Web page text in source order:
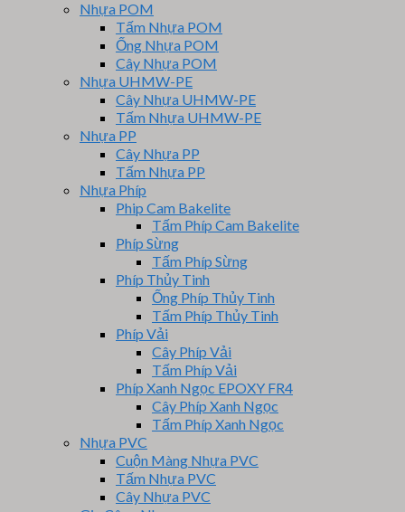
Nhựa POM
Tấm Nhựa POM
Ống Nhựa POM
Cây Nhựa POM
Nhựa UHMW-PE
Cây Nhựa UHMW-PE
Tấm Nhựa UHMW-PE
Nhựa PP
Cây Nhựa PP
Tấm Nhựa PP
Nhựa Phíp
Phip Cam Bakelite
Tấm Phíp Cam Bakelite
Phíp Sừng
Tấm Phíp Sừng
Phíp Thủy Tinh
Ống Phíp Thủy Tinh
Tấm Phíp Thủy Tinh
Phíp Vải
Cây Phíp Vải
Tấm Phíp Vải
Phíp Xanh Ngọc EPOXY FR4
Cây Phíp Xanh Ngọc
Tấm Phíp Xanh Ngọc
Nhựa PVC
Cuộn Màng Nhựa PVC
Tấm Nhựa PVC
Cây Nhựa PVC